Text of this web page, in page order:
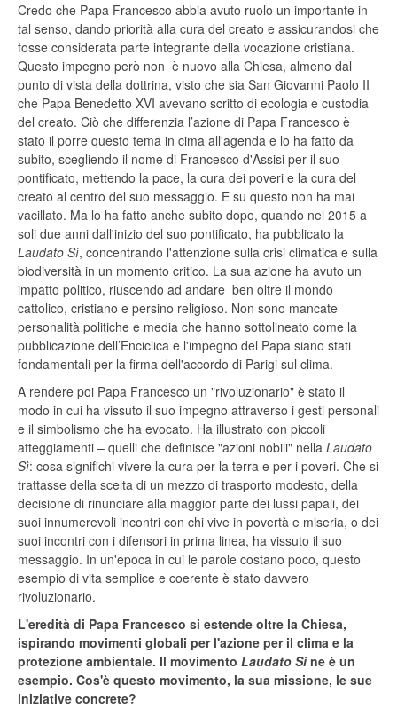
Credo che Papa Francesco abbia avuto ruolo un importante in
tal senso, dando priorità alla cura del creato e assicurandosi che
fosse considerata parte integrante della vocazione cristiana.
Questo impegno però non è nuovo alla Chiesa, almeno dal
punto di vista della dottrina, visto che sia San Giovanni Paolo II
che Papa Benedetto XVI avevano scritto di ecologia e custodia
del creato. Ciò che differenzia l’azione di Papa Francesco è
stato il porre questo tema in cima all'agenda e lo ha fatto da
subito, scegliendo il nome di Francesco d'Assisi per il suo
pontificato, mettendo la pace, la cura dei poveri e la cura del
creato al centro del suo messaggio. E su questo non ha mai
vacillato. Ma lo ha fatto anche subito dopo, quando nel 2015 a
soli due anni dall'inizio del suo pontificato, ha pubblicato la
Laudato Sì, concentrando l'attenzione sulla crisi climatica e sulla
biodiversità in un momento critico. La sua azione ha avuto un
impatto politico, riuscendo ad andare ben oltre il mondo
cattolico, cristiano e persino religioso. Non sono mancate
personalità politiche e media che hanno sottolineato come la
pubblicazione dell’Enciclica e l'impegno del Papa siano stati
fondamentali per la firma dell'accordo di Parigi sul clima.
A rendere poi Papa Francesco un "rivoluzionario" è stato il
modo in cui ha vissuto il suo impegno attraverso i gesti personali
e il simbolismo che ha evocato. Ha illustrato con piccoli
atteggiamenti – quelli che definisce "azioni nobili" nella Laudato
Sì: cosa significhi vivere la cura per la terra e per i poveri. Che si
trattasse della scelta di un mezzo di trasporto modesto, della
decisione di rinunciare alla maggior parte dei lussi papali, dei
suoi innumerevoli incontri con chi vive in povertà e miseria, o dei
suoi incontri con i difensori in prima linea, ha vissuto il suo
messaggio. In un'epoca in cui le parole costano poco, questo
esempio di vita semplice e coerente è stato davvero
rivoluzionario.
L'eredità di Papa Francesco si estende oltre la Chiesa,
ispirando movimenti globali per l'azione per il clima e la
protezione ambientale. Il movimento Laudato Sì ne è un
esempio. Cos'è questo movimento, la sua missione, le sue
iniziative concrete?